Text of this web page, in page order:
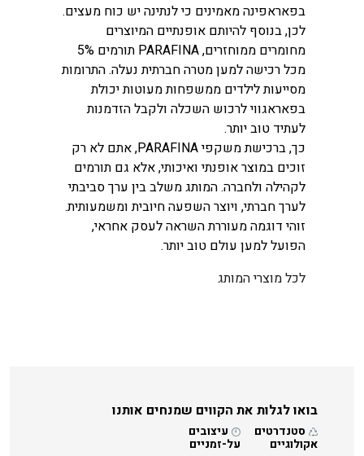
בפאראפינה מאמינים כי לנתינה יש כוח מעצים.
לכן, בנוסף להיותם אופנתיים המיוצרים
מחומרים ממוחזרים, PARAFINA תורמים 5%
מכל רכישה למען מטרה חברתית נעלה. התרומות
מסייעות לילדים ממשפחות מעוטות יכולת
בפאראגווי לרכוש השכלה ולקבל הזדמנות
לעתיד טוב יותר.
כך, ברכישת משקפי PARAFINA, אתם לא רק
זוכים במוצר אופנתי ואיכותי, אלא גם תורמים
לקהילה ולחברה. המותג משלב בין ערך סביבתי
לערך חברתי, ויוצר השפעה חיובית ומשמעותית.
זוהי דוגמה מעוררת השראה לעסק אחראי,
הפועל למען עולם טוב יותר.
לכל מוצרי המותג
בואו לגלות את הקווים שמנחים אותנו
סטנדרטים
אקולוגיים
עיצובים
על-זמניים